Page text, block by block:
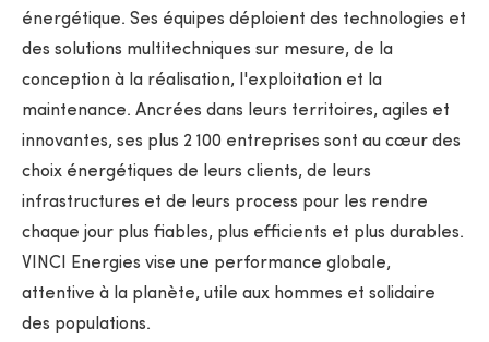
énergétique. Ses équipes déploient des technologies et
des solutions multitechniques sur mesure, de la
conception à la réalisation, l'exploitation et la
maintenance. Ancrées dans leurs territoires, agiles et
innovantes, ses plus 2 100 entreprises sont au cœur des
choix énergétiques de leurs clients, de leurs
infrastructures et de leurs process pour les rendre
chaque jour plus fiables, plus efficients et plus durables.
VINCI Energies vise une performance globale,
attentive à la planète, utile aux hommes et solidaire
des populations.